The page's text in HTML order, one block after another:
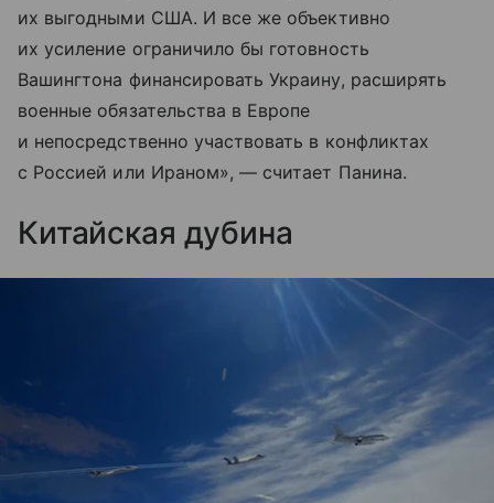
их выгодными США. И все же объективно
их усиление ограничило бы готовность
Вашингтона финансировать Украину, расширять
военные обязательства в Европе
и непосредственно участвовать в конфликтах
с Россией или Ираном», — считает Панина.
Китайская дубина